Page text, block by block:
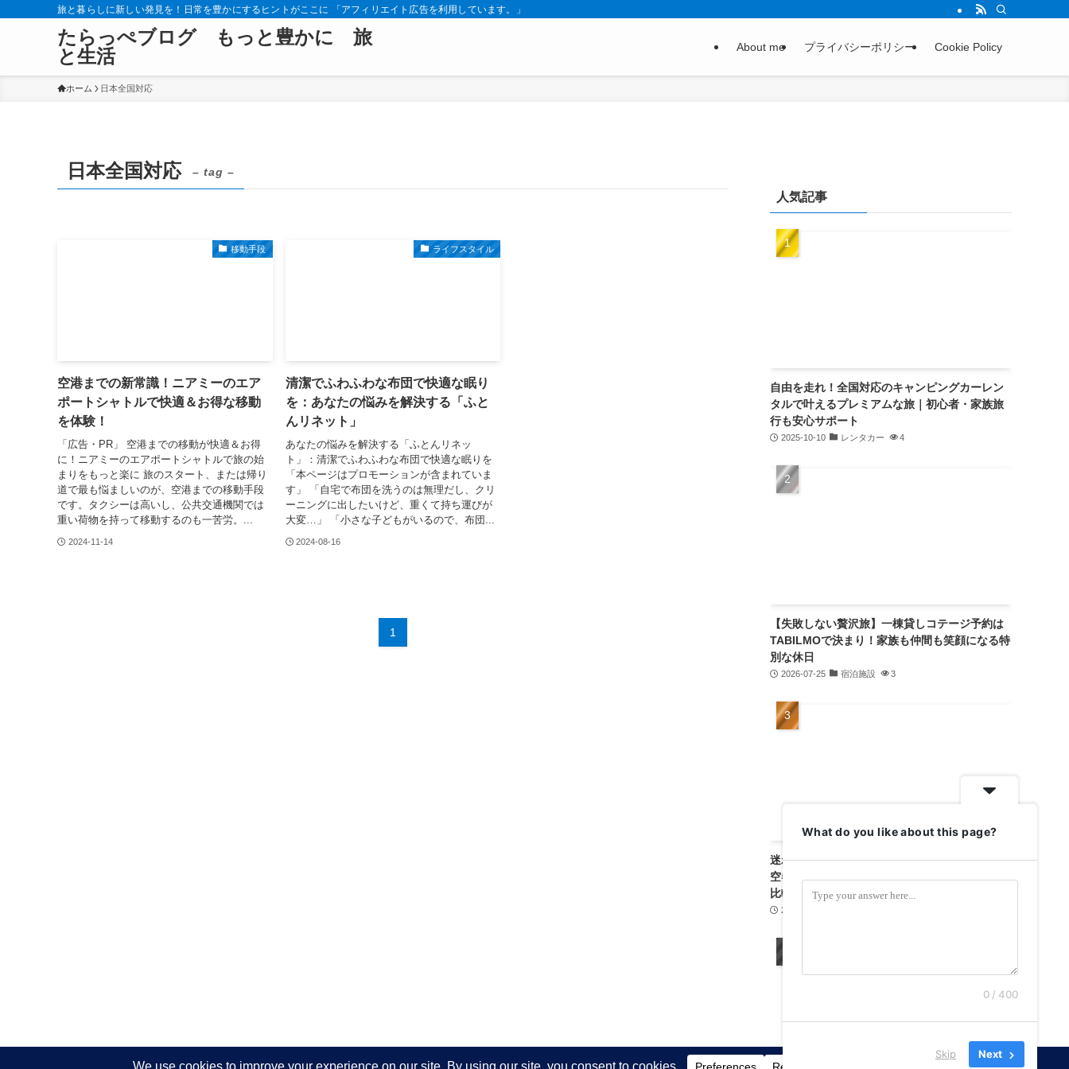
旅と暮らしに新しい発見を！日常を豊かにするヒントがここに 「アフィリエイト広告を利用しています。」
たらっぺブログ もっと豊かに 旅
と生活
About me プライバシーポリシー Cookie Policy
ホーム 日本全国対応
日本全国対応 – tag –
移動手段
空港までの新常識！ニアミーのエア
ポートシャトルで快適＆お得な移動
を体験！
「広告・PR」 空港までの移動が快適＆お得
に！ニアミーのエアポートシャトルで旅の始
まりをもっと楽に 旅のスタート、または帰り
道で最も悩ましいのが、空港までの移動手段
です。タクシーは高いし、公共交通機関では
重い荷物を持って移動するのも一苦労。...
2024-11-14
ライフスタイル
清潔でふわふわな布団で快適な眠り
を：あなたの悩みを解決する「ふと
んリネット」
あなたの悩みを解決する「ふとんリネッ
ト」：清潔でふわふわな布団で快適な眠りを
「本ページはプロモーションが含まれていま
す」 「自宅で布団を洗うのは無理だし、クリ
ーニングに出したいけど、重くて持ち運びが
大変…」 「小さな子どもがいるので、布団...
2024-08-16
1
人気記事
自由を走れ！全国対応のキャンピングカーレン
タルで叶えるプレミアムな旅｜初心者・家族旅
行も安心サポート
2025-10-10 レンタカー 4
【失敗しない贅沢旅】一棟貸しコテージ予約は
TABILMOで決まり！家族も仲間も笑顔になる特
別な休日
2026-07-25 宿泊施設 3
迷わず旅支度！スカイチケット完全ガイド｜航
空券・高速バス・レンタカー・フェリーを賢く
比較
2026-05-22
What do you like about this page?
0 / 400
Skip Next